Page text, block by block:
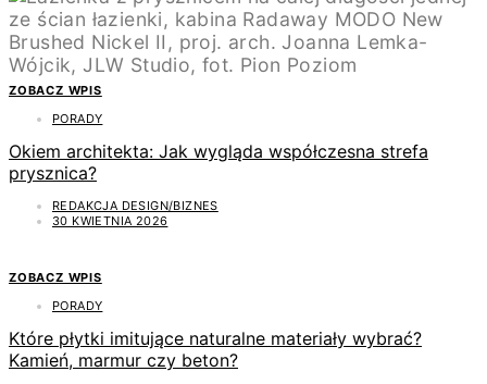
ZOBACZ WPIS
PORADY
Okiem architekta: Jak wygląda współczesna strefa
prysznica?
REDAKCJA DESIGN/BIZNES
30 KWIETNIA 2026
ZOBACZ WPIS
PORADY
Które płytki imitujące naturalne materiały wybrać?
Kamień, marmur czy beton?